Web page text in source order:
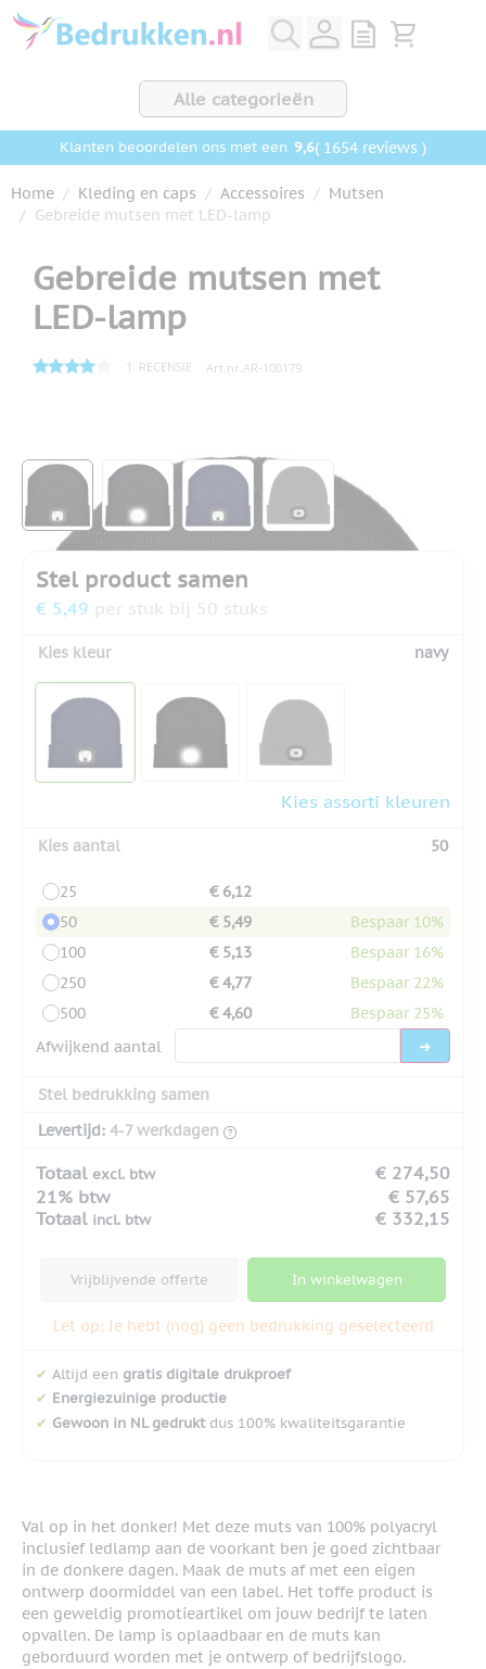
Ga naar de inhoud
View quote,
Bekijk
Alle categorieën
Klanten beoordelen ons met een 9,6( 1654 reviews )
Home / Kleding en caps / Accessoires / Mutsen
/ Gebreide mutsen met LED-lamp
Gebreide mutsen met
LED-lamp
1 RECENSIE Art.nr. AR-100179
View larger imageView larger image
View larger imageView larger image
Stel product samen
€ 5,49 per stuk bij 50 stuks
Kies kleur navy
Kies assorti kleuren
Kies aantal 50
25
€ 6,12
50
€ 5,49
Bespaar 10%
100
€ 5,13
Bespaar 16%
250
€ 4,77
Bespaar 22%
500
€ 4,60
Bespaar 25%
Afwijkend aantal
Stel bedrukking samen
Levertijd: 4-7 werkdagen
Totaal excl. btw
€ 274,50
21% btw
€ 57,65
Totaal incl. btw € 332,15
Vrijblijvende offerte In winkelwagen
Let op: Je hebt (nog) geen bedrukking geselecteerd
✔ Altijd een gratis digitale drukproef
✔ Energiezuinige productie
✔ Gewoon in NL gedruktdus 100% kwaliteitsgarantie
Val op in het donker! Met deze muts van 100% polyacryl
inclusief ledlamp aan de voorkant ben je goed zichtbaar
in de donkere dagen. Maak de muts af met een eigen
ontwerp doormiddel van een label. Het toffe product is
een geweldig promotieartikel om jouw bedrijf te laten
opvallen. De lamp is oplaadbaar en de muts kan
geborduurd worden met je ontwerp of bedrijfslogo.